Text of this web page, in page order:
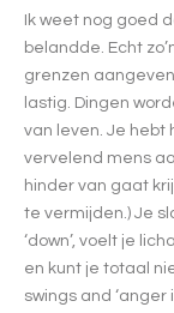
Ik weet nog goed
belandde. Echt
grenzen
lastig. Dingen
van leven. Je hebt
vervelend mens
hinder van gaat
te vermijden.) Je
‘down’, voelt je
en kunt je totaal
swings and ‘anger